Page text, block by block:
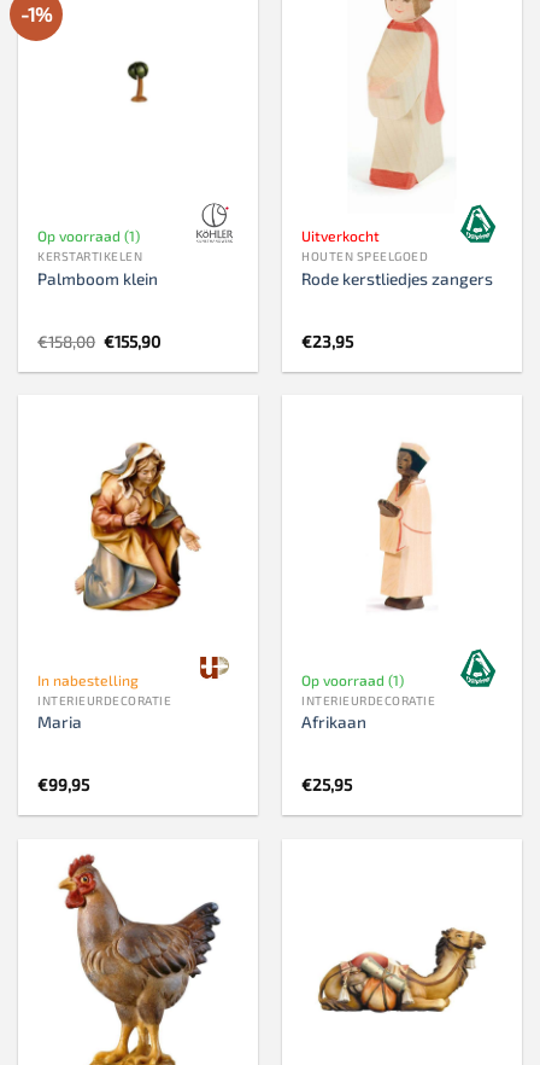
-1%
Op voorraad (1)
KERSTARTIKELEN
Palmboom klein
€158,00 Oorspronkelijke
prijs
was:
€155,90Huidige
is:
Uitverkocht
HOUTEN SPEELGOED
Rode kerstliedjes zangers
€23,95
In nabestelling
INTERIEURDECORATIE
Maria
€99,95
Op voorraad (1)
INTERIEURDECORATIE
Afrikaan
€25,95